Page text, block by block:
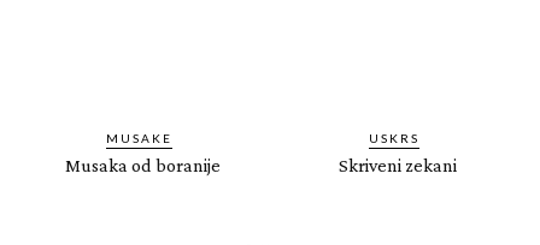
MUSAKE
Musaka od boranije
USKRS
Skriveni zekani